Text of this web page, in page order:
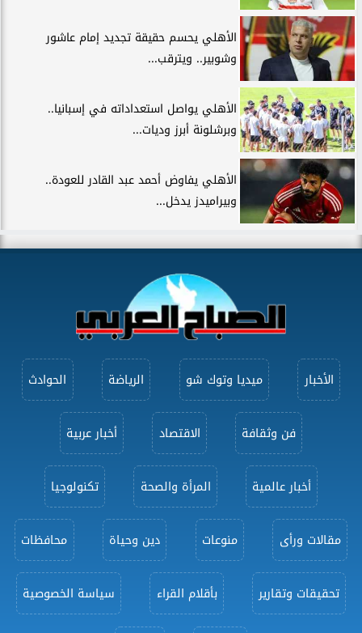
الأهلي يحسم حقيقة تجديد إمام عاشور
وشوبير.. ويترقب...
الأهلي يواصل استعداداته في إسبانيا..
وبرشلونة أبرز وديات...
الأهلي يفاوض أحمد عبد القادر للعودة..
وبيراميدز يدخل...
الأخبار ميديا وتوك شو الرياضة الحوادث
فن وثقافة الاقتصاد أخبار عربية
أخبار عالمية المرأة والصحة تكنولوجيا
مقالات ورأى منوعات دين وحياة محافظات
تحقيقات وتقارير بأقلام القراء سياسة الخصوصية